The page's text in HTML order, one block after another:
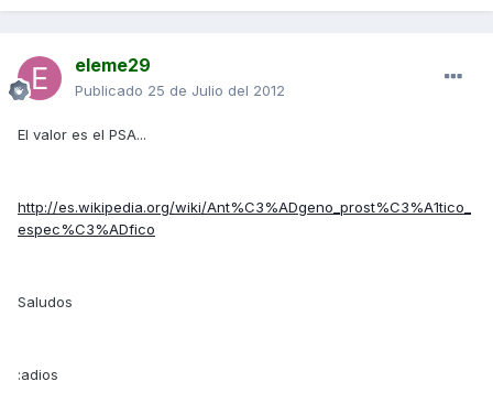
eleme29
Publicado 25 de Julio del 2012
El valor es el PSA...
http://es.wikipedia.org/wiki/Ant%C3%ADgeno_prost%C3%A1tico_
espec%C3%ADfico
Saludos
:adios